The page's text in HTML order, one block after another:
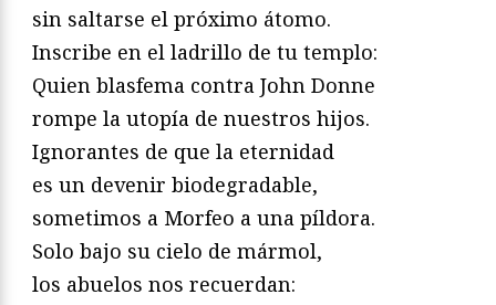
sin saltarse el próximo átomo.
Inscribe en el ladrillo de tu templo:
Quien blasfema contra John Donne
rompe la utopía de nuestros hijos.
Ignorantes de que la eternidad
es un devenir biodegradable,
sometimos a Morfeo a una píldora.
Solo bajo su cielo de mármol,
los abuelos nos recuerdan: